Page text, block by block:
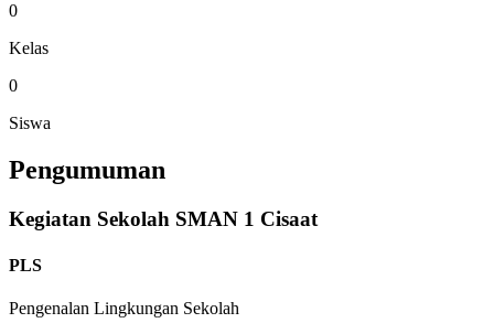
0
Kelas
0
Siswa
Pengumuman
Kegiatan Sekolah SMAN 1 Cisaat
PLS
Pengenalan Lingkungan Sekolah